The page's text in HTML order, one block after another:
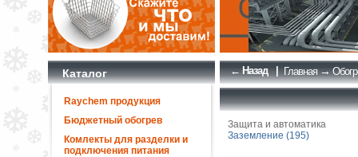
Каталог
Raychem продукция
Бюджетный обогрев
Комлекты для разделки и
подключения питания
← Назад | Главная→
Защита и автоматика
Заземление (195)